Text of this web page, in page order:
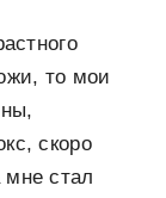
то мои
скоро
стал